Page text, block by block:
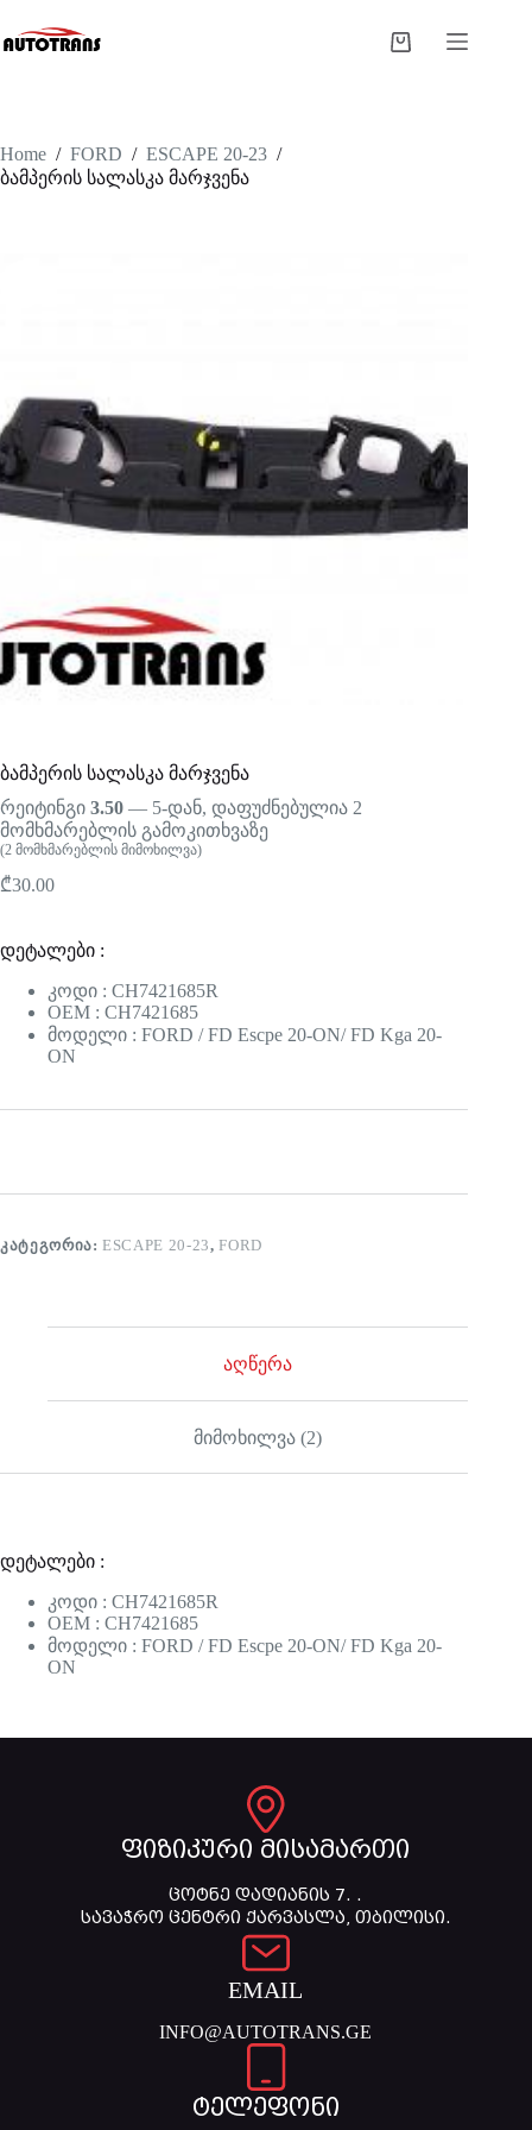
Home / FORD / ESCAPE 20-23 /
ბამპერის სალასკა მარჯვენა
ბამპერის სალასკა მარჯვენა
რეიტინგი 3.50 — 5-დან, დაფუძნებულია 2
მომხმარებლის გამოკითხვაზე
(2 მომხმარებლის მიმოხილვა)
₾30.00
დეტალები :
კოდი : CH7421685R
OEM : CH7421685
მოდელი : FORD / FD Escpe 20-ON/ FD Kga 20-
ON
ᲙᲐᲢᲔᲒᲝᲠᲘᲐ:ESCAPE 20-23,FORD
აღწერა
მიმოხილვა (2)
დეტალები :
კოდი : CH7421685R
OEM : CH7421685
მოდელი : FORD / FD Escpe 20-ON/ FD Kga 20-
ON
ფიზიკური მისამართი
ცოტნე დადიანის 7. .
სავაჭრო ცენტრი ქარვასლა, თბილისი.
EMAIL
INFO@AUTOTRANS.GE
ტელეფონი